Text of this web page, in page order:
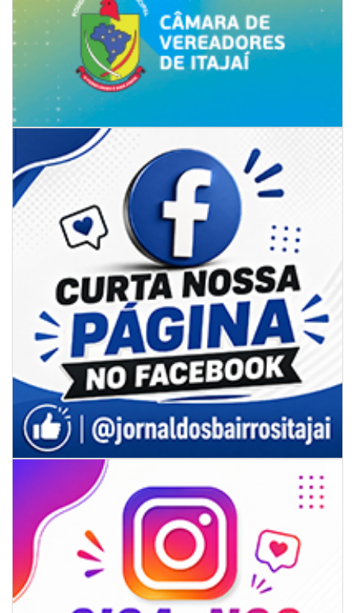
08/08/2026 | 07:00
8º Capoezade promove semana de oficinas gratuitas e atividades
culturais em Itajaí
GERAL
08/08/2026 | 07:00
Univali e Câmara de Vereadores de Itajaí reúnem especialistas para
discutir políticas públicas e inovação
BALNEÁRIO CAMBORIÚ